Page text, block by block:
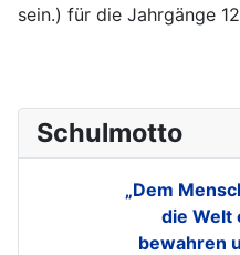
sein.) für die Jahrgänge
Schulmotto
„Dem
die Welt
bewahren